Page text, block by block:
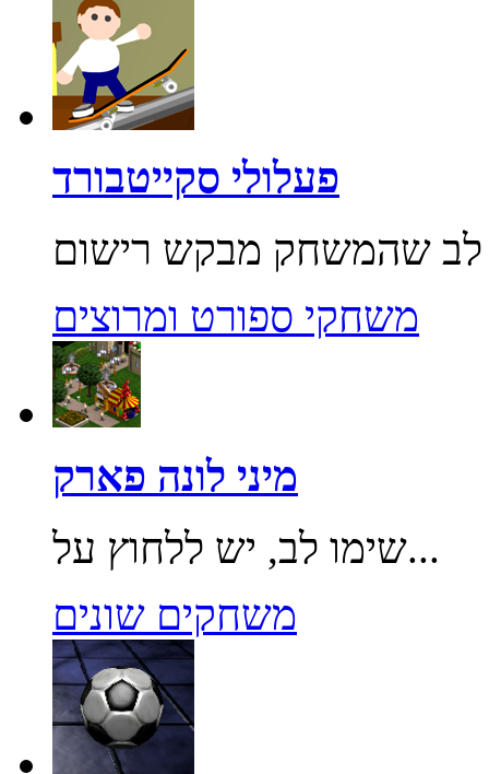
פעלולי סקייטבורד
משחקי ספורט ומרוצים
מיני לונה פארק
שימו לב, יש ללחוץ על...
משחקים שונים